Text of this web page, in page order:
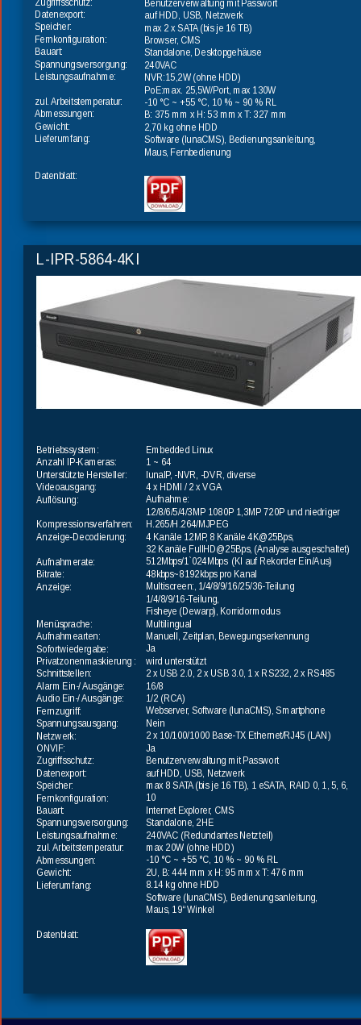
L-IPR-5864-4KI
Betriebssystem:
Anzahl IP-Kameras:
Unterstützte Hersteller:
Videoausgang:
Auflösung:
Kompressionsverfahren:
Anzeige-Decodierung:
Aufnahmerate:
Bitrate:
Anzeige:
Menüsprache:
Aufnahmearten:
Sofortwiedergabe:
Privatzonenmaskierung :
Schnittstellen:
Alarm Ein-/ Ausgänge:
Audio Ein-/ Ausgänge:
Fernzugriff:
Spannungsausgang:
Netzwerk:
ONVIF:
Zugriffsschutz:
Datenexport:
Speicher:
Fernkonfiguration:
Bauart:
Spannungsversorgung:
Leistungsaufnahme:
zul. Arbeitstemperatur:
Abmessungen:
Gewicht:
Lieferumfang:
Datenblatt:
Embedded Linux
1 ~ 64
lunaIP, -NVR, -DVR, diverse
4 x HDMI / 2 x VGA
Aufnahme:
12/8/6/5/4/3MP 1080P 1,3MP 720P und niedriger
H.265/H.264/MJPEG
4 Kanäle 12MP, 8 Kanäle 4K@25Bps,
32 Kanäle FullHD@25Bps, (Analyse ausgeschaltet)
512Mbps/1`024Mbps  (KI auf Rekorder Ein/Aus)
48kbps~8192kbps pro Kanal
Multiscreen:, 1/4/8/9/16/25/36-Teilung
1/4/8/9/16-Teilung,
Fisheye (Dewarp), Korridormodus
Multilingual
Manuell, Zeitplan, Bewegungserkennung
Ja
wird unterstützt
2 x USB 2.0, 2 x USB 3.0, 1 x RS232, 2 x RS485
16/8
1/2 (RCA)
Webserver, Software (lunaCMS), Smartphone
Nein
2 x 10/100/1000 Base-TX Ethernet/RJ45 (LAN)
Ja
Benutzerverwaltung mit Passwort
auf HDD, USB, Netzwerk
max 8 SATA (bis je 16 TB), 1 eSATA, RAID 0, 1, 5, 6,
10
Internet Explorer, CMS
Standalone, 2HE
240VAC (Redundantes Netzteil)
max 20W (ohne HDD)
-10 °C ~ +55 °C, 10 % ~ 90 % RL
2U, B: 444 mm x H: 95 mm x T: 476 mm
8.14 kg ohne HDD
Software (lunaCMS), Bedienungsanleitung,
Maus, 19“ Winkel
Datenexport:
Speicher:
Fernkonfiguration:
Bauart:
Spannungsversorgung:
Leistungsaufnahme:
zul. Arbeitstemperatur:
Abmessungen:
Gewicht:
Lieferumfang:
Datenblatt:
Benutzerverwaltung mit Passwort
auf HDD, USB, Netzwerk
max 2 x SATA (bis je 16 TB)
Browser, CMS
Standalone, Desktopgehäuse
240VAC
NVR:15,2W (ohne HDD)
PoE:max. 25,5W/Port, max 130W
-10 °C ~ +55 °C, 10 % ~ 90 % RL
B: 375 mm x H: 53 mm x T: 327 mm
2,70 kg ohne HDD
Software (lunaCMS), Bedienungsanleitung,
Maus, Fernbedienung